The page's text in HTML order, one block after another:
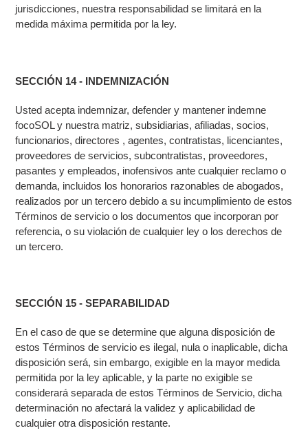
jurisdicciones, nuestra responsabilidad se limitará en la
medida máxima permitida por la ley.
SECCIÓN 14 - INDEMNIZACIÓN
Usted acepta indemnizar, defender y mantener indemne
focoSOL y nuestra matriz, subsidiarias, afiliadas, socios,
funcionarios, directores , agentes, contratistas, licenciantes,
proveedores de servicios, subcontratistas, proveedores,
pasantes y empleados, inofensivos ante cualquier reclamo o
demanda, incluidos los honorarios razonables de abogados,
realizados por un tercero debido a su incumplimiento de estos
Términos de servicio o los documentos que incorporan por
referencia, o su violación de cualquier ley o los derechos de
un tercero.
SECCIÓN 15 - SEPARABILIDAD
En el caso de que se determine que alguna disposición de
estos Términos de servicio es ilegal, nula o inaplicable, dicha
disposición será, sin embargo, exigible en la mayor medida
permitida por la ley aplicable, y la parte no exigible se
considerará separada de estos Términos de Servicio, dicha
determinación no afectará la validez y aplicabilidad de
cualquier otra disposición restante.